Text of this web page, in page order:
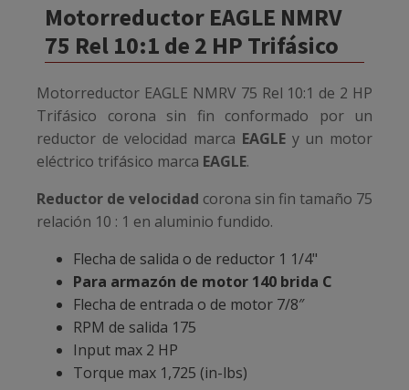
Motorreductor EAGLE NMRV
75 Rel 10:1 de 2 HP Trifásico
Motorreductor EAGLE NMRV 75 Rel 10:1 de 2 HP
Trifásico corona sin fin conformado por un
reductor de velocidad marca EAGLEy un motor
eléctrico trifásico marca EAGLE.
Reductor de velocidad corona sin fin tamaño 75
relación 10 : 1 en aluminio fundido.
Flecha de salida o de reductor 1 1/4"
Para armazón de motor 140 brida C
Flecha de entrada o de motor 7/8″
RPM de salida 175
Input max 2 HP
Torque max 1,725 (in-lbs)